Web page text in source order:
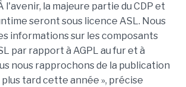
l'avenir, la majeure partie du CDP et
seront sous licence ASL. Nous
informations sur les composants
par rapport à AGPL au fur et à
nous rapprochons de la publication
plus tard cette année », précise